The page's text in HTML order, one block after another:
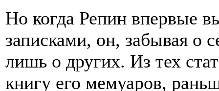
Но когда Репин впервые
записками, он, забывая о
лишь о других. Из тех
книгу его мемуаров,